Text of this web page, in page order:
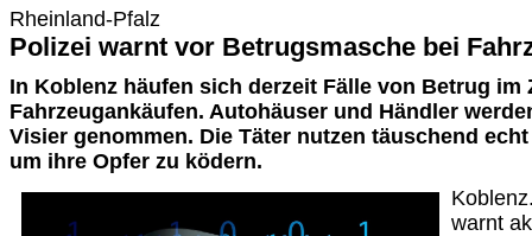
Rheinland-Pfalz
Polizei warnt vor Betrugsmasche bei
In Koblenz häufen sich derzeit Fälle von Betrug im
Fahrzeugankäufen. Autohäuser und Händler
Visier genommen. Die Täter nutzen täuschend
um ihre Opfer zu ködern.
warnt